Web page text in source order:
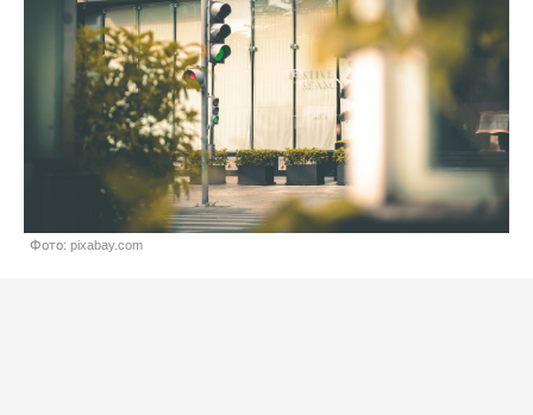
Фото: pixabay.com